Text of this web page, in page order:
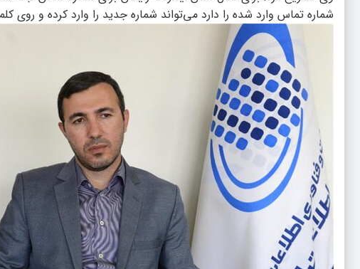
شماره تماس وارد شده را دارد می‌تواند شماره جدید را وارد کرده و روی